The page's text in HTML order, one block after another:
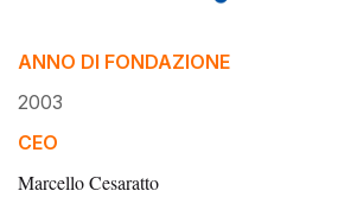
ANNO DI FONDAZIONE
2003
CEO
Marcello Cesaratto